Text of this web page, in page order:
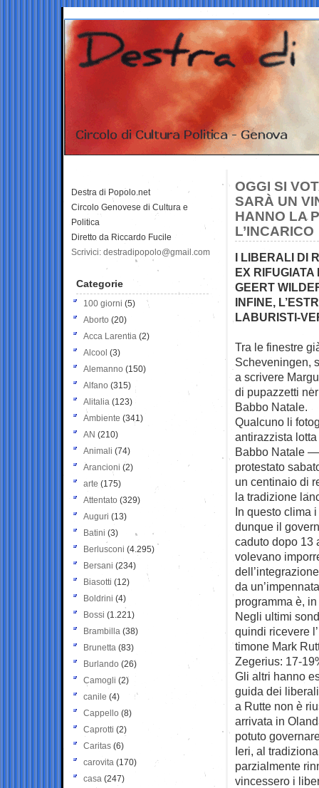
OGGI SI
SARÀ UN
HANNO LA
L’INCARICO
I LIBERALI DI
EX RIFUGIATA
GEERT
INFINE,
LABURISTI-
Tra le finestre
Scheveningen,
a scrivere
di pupazzetti
Babbo Natale.
Qualcuno li
antirazzista
Babbo Natale
protestato
un centinaio di
la tradizione
In questo clima
dunque il
caduto dopo 13
volevano
da
programma è,
Negli ultimi
quindi ricevere
timone Mark
Zegerius: 17-
Gli altri hanno
guida dei
a Rutte non è
arrivata in
potuto
Ieri, al
parzialmente
vincessero i
Destra di Popolo.net
Circolo Genovese di Cultura e
Politica
Diretto da Riccardo Fucile
Scrivici: destradipopolo@gmail.com
Categorie
100 giorni (5)
Aborto (20)
Acca Larentia (2)
Alcool (3)
Alemanno (150)
Alfano (315)
Alitalia (123)
Ambiente (341)
AN (210)
Animali (74)
Arancioni (2)
arte (175)
Attentato (329)
Auguri (13)
Batini (3)
Berlusconi (4.295)
Bersani (234)
Biasotti (12)
Boldrini (4)
Bossi (1.221)
Brambilla (38)
Brunetta (83)
Burlando (26)
Camogli (2)
canile (4)
Cappello (8)
Caprotti (2)
Caritas (6)
carovita (170)
casa (247)